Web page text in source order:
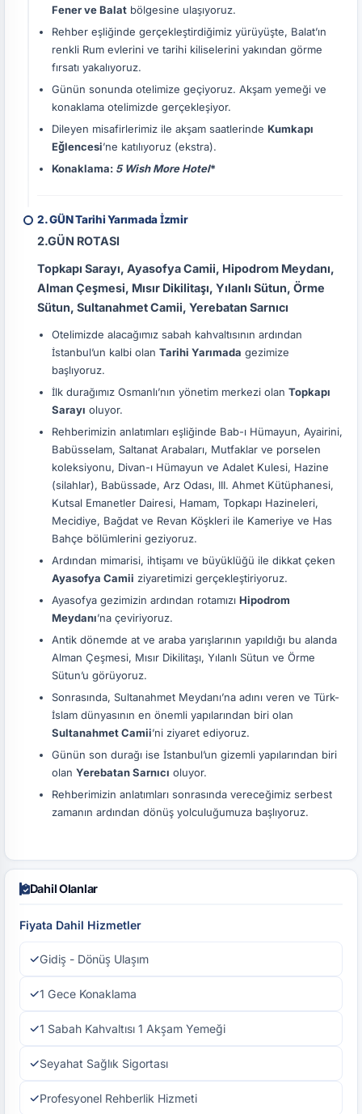
Fener ve Balat bölgesine ulaşıyoruz.
Rehber eşliğinde gerçekleştirdiğimiz yürüyüşte, Balat’ın
renkli Rum evlerini ve tarihi kiliselerini yakından görme
fırsatı yakalıyoruz.
Günün sonunda otelimize geçiyoruz. Akşam yemeği ve
konaklama otelimizde gerçekleşiyor.
Dileyen misafirlerimiz ile akşam saatlerinde Kumkapı
Eğlencesi’ne katılıyoruz (ekstra).
Konaklama: 5 Wish More Hotel*
2. GÜN Tarihi Yarımada İzmir
2.GÜN ROTASI
Topkapı Sarayı, Ayasofya Camii, Hipodrom Meydanı,
Alman Çeşmesi, Mısır Dikilitaşı, Yılanlı Sütun, Örme
Sütun, Sultanahmet Camii, Yerebatan Sarnıcı
Otelimizde alacağımız sabah kahvaltısının ardından
İstanbul’un kalbi olan Tarihi Yarımada gezimize
başlıyoruz.
İlk durağımız Osmanlı’nın yönetim merkezi olan Topkapı
Sarayı oluyor.
Rehberimizin anlatımları eşliğinde Bab-ı Hümayun, Ayairini,
Babüsselam, Saltanat Arabaları, Mutfaklar ve porselen
koleksiyonu, Divan-ı Hümayun ve Adalet Kulesi, Hazine
(silahlar), Babüssade, Arz Odası, III. Ahmet Kütüphanesi,
Kutsal Emanetler Dairesi, Hamam, Topkapı Hazineleri,
Mecidiye, Bağdat ve Revan Köşkleri ile Kameriye ve Has
Bahçe bölümlerini geziyoruz.
Ardından mimarisi, ihtişamı ve büyüklüğü ile dikkat çeken
Ayasofya Camii ziyaretimizi gerçekleştiriyoruz.
Ayasofya gezimizin ardından rotamızı Hipodrom
Meydanı’na çeviriyoruz.
Antik dönemde at ve araba yarışlarının yapıldığı bu alanda
Alman Çeşmesi, Mısır Dikilitaşı, Yılanlı Sütun ve Örme
Sütun’u görüyoruz.
Sonrasında, Sultanahmet Meydanı’na adını veren ve Türk-
İslam dünyasının en önemli yapılarından biri olan
Sultanahmet Camii’ni ziyaret ediyoruz.
Günün son durağı ise İstanbul’un gizemli yapılarından biri
olan Yerebatan Sarnıcı oluyor.
Rehberimizin anlatımları sonrasında vereceğimiz serbest
zamanın ardından dönüş yolculuğumuza başlıyoruz.
Dahil Olanlar
Fiyata Dahil Hizmetler
Gidiş - Dönüş Ulaşım
1 Gece Konaklama
1 Sabah Kahvaltısı 1 Akşam Yemeği
Seyahat Sağlık Sigortası
Profesyonel Rehberlik Hizmeti